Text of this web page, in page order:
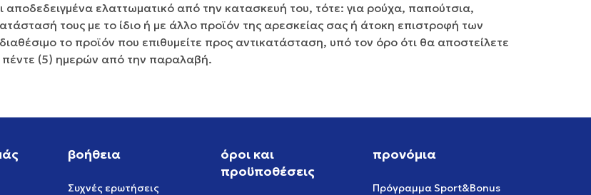
ελαττωματικό από την κατασκευή του, τότε: για ρούχα, παπούτσια,
τους με το ίδιο ή με άλλο προϊόν της αρεσκείας σας ή άτοκη επιστροφή των
το προϊόν που επιθυμείτε προς αντικατάσταση, υπό τον όρο ότι θα αποστείλετε
πέντε (5) ημερών από την παραλαβή.
βοήθεια
Συχνές ερωτήσεις
όροι και
προϋποθέσεις
προνόμια
Πρόγραμμα Sport&Bonus